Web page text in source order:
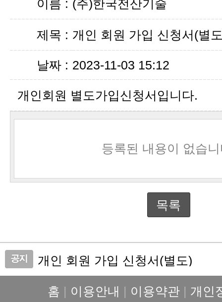
이름 : (주)한국전산기술
제목 : 개인 회원 가입 신청서(별
날짜 : 2023-11-03 15:12
개인회원 별도가입신청서입니다.
등록된 내용이 없습
목록
개인 회원 가입 신청서(별도)
관리비 자동이체 신청요령
XPHUB 설치 파일
홈 | 이용안내 | 이용약관 | 개인